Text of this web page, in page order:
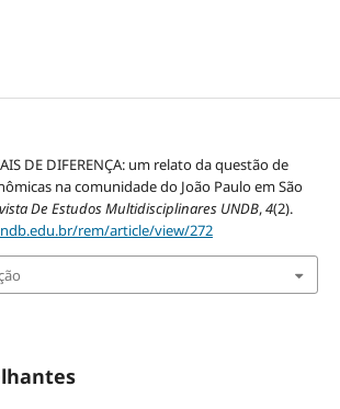
DE DIFERENÇA: um relato da questão de
na comunidade do João Paulo em São
De Estudos Multidisciplinares UNDB,4(2).
rem/article/view/272